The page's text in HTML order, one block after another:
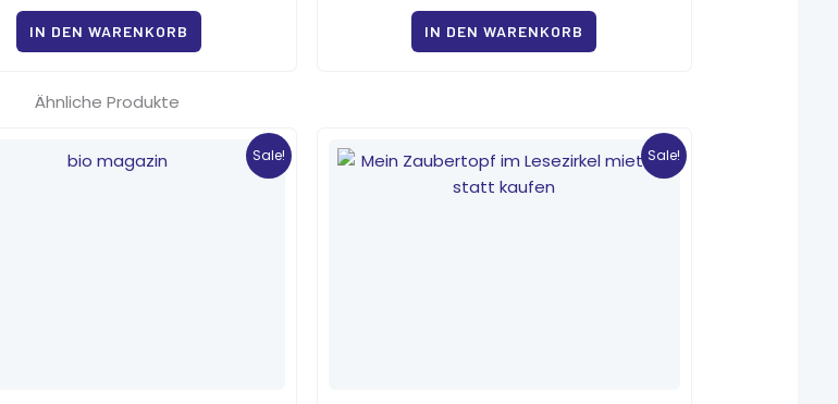
IN DEN WARENKORB IN DEN WARENKORB
Ähnliche Produkte
Sale!
war:
ist:
Sale!
war:
ist:
0,58 €.